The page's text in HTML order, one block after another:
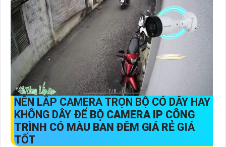
NÊN LẮP CAMERA TRỌN BỘ CÓ DÂY HAY
KHÔNG DÂY ĐỂ BỘ CAMERA IP CÔNG
TRÌNH CÓ MÀU BAN ĐÊM GIÁ RẺGIÁ
TỐT